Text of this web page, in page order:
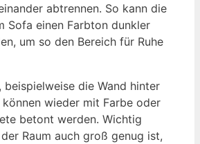
abtrennen. So kann die
Sofa einen Farbton dunkler
um so den Bereich für Ruhe
beispielweise die Wand hinter
wieder mit Farbe oder
betont werden. Wichtig
Raum auch groß genug ist,